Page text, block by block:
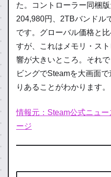
た。コントローラー同梱
204,980円、2TBバンドル
です。グローバル価格と
すが、これはメモリ・ス
響が大きいところ。それ
ビングでSteamを大画面
りあることがわかります。
情報元：Steam公式ニュー
ージ